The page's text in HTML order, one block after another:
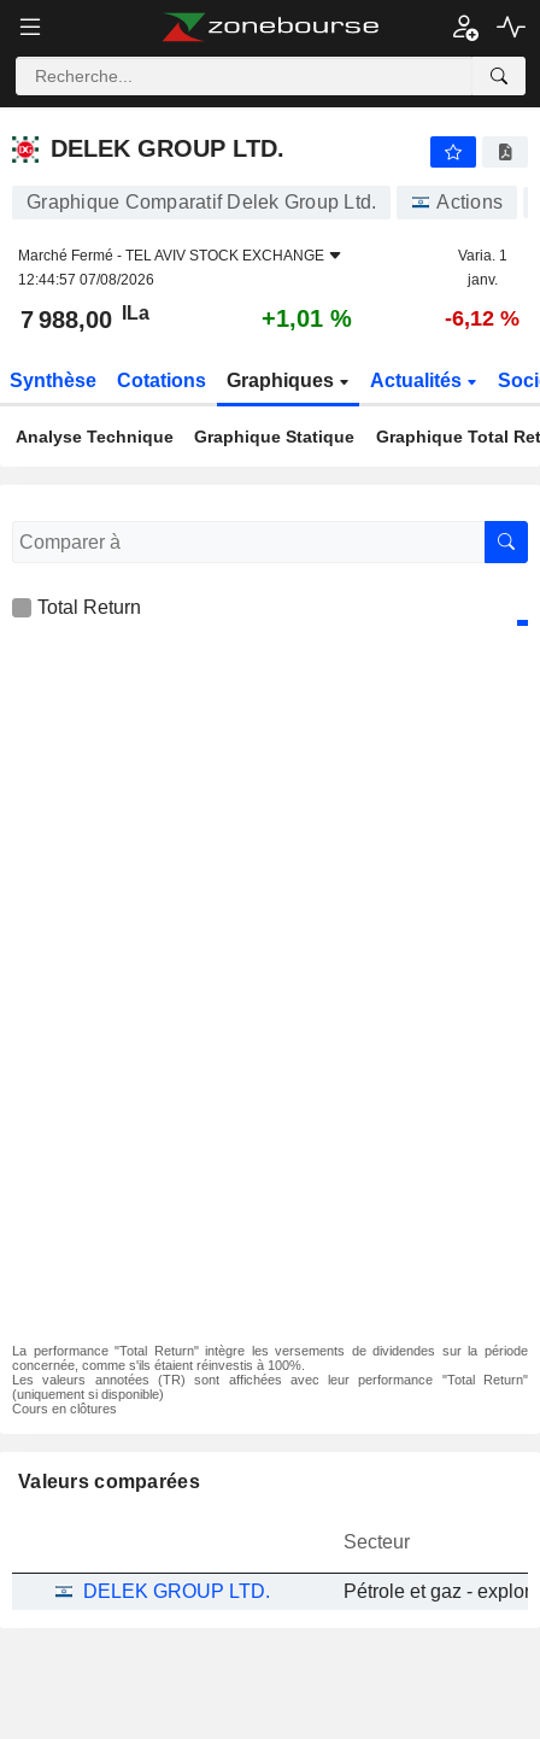
DELEK GROUP LTD.
DELEK GROUP LTD.
Graphique Comparatif Delek Group Ltd. Actions
Marché Fermé - TEL AVIV STOCK EXCHANGE
12:44:57 07/08/2026
Varia. 1
janv.
7 988,00 ILa +1,01 % -6,12 %
Synthèse Cotations Graphiques Actualités
Analyse Technique Graphique Statique Graphique Total
Total Return
La performance "Total Return" intègre les versements de dividendes sur la période
concernée, comme s'ils étaient réinvestis à 100%.
Les valeurs annotées (TR) sont affichées avec leur performance "Total Return"
(uniquement si disponible)
Cours en clôtures
Valeurs comparées
Secteur
DELEK GROUP LTD.